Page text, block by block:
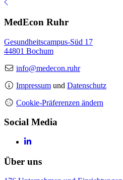
MedEcon Ruhr
Gesundheitscampus-Süd 17
44801 Bochum
info@medecon.ruhr
Impressum und Datenschutz
Cookie-Präferenzen ändern
Social Media
Über uns